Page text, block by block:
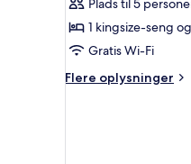
-
flere
-
Plads til 5
1 kingsize-seng
Gratis Wi-Fi
Flere oplysninger
Flere